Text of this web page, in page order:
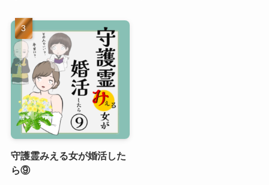
守護霊みえる女が婚活した
ら⑨